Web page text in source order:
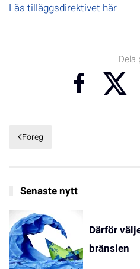
Läs tilläggsdirektivet här
Dela
Föreg
Senaste nytt
Därför
bränslen